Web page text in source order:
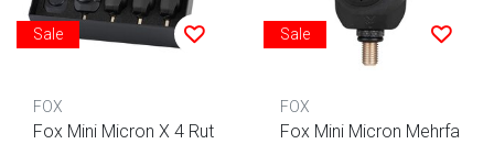
Sale
FOX
Fox Mini Micron X 4 Rut
Sale
FOX
Fox Mini Micron Mehrfa